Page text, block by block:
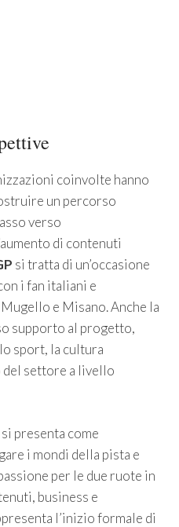
coinvolte hanno
un percorso
verso
di contenuti
si tratta di un’occasione
i fan italiani e
e Misano. Anche la
supporto al progetto,
sport, la cultura
settore a livello
si presenta come
i mondi della pista e
per le due ruote in
business e
l’inizio formale di